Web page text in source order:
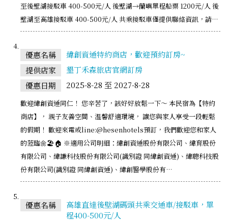
至後壁湖接駁車 400-500元/人 後壁湖→蘭嶼單程船票 1200元/人 後
壁湖至高雄接駁車 400-500元/人 共乘接駁車僅提供聯絡資訊，請…
優惠名稱
緯創資通特約商店，歡迎預約訂房~
提供店家
墾丁禾森旅店官網訂房
優惠日期
2025-8-28 至 2027-8-28
歡迎緯創資通同仁！ 您辛苦了，該好好放鬆一下～ 本民宿為【特約
商店】， 親子友善空間、溫馨舒適環境， 讓您與家人享受一段輕鬆
的假期！ 歡迎來電或line:@hesenhotels預訂，我們歡迎您和家人
的蒞臨🌼🏖️🏠 ※適用公司明細：緯創資通股份有限公司、緯育股份
有限公司、緯謙科技股份有限公司(識別證 同緯創資通)、緯聰科技股
份有限公司(識別證 同緯創資通)、緯創醫學股份有…
優惠名稱
高雄直達後壁湖碼頭共乘交通車/接駁車，單
程400-500元/人